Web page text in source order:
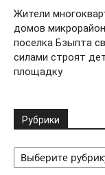
Жители
домов
поселка Бзыпта
силами строят
площадку
Рубрики
Рубрики